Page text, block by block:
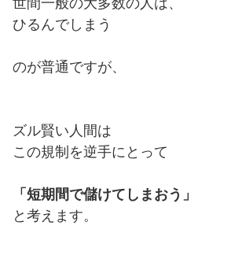
ひるんでしまう
のが普通ですが、
ズル賢い人間は
この規制を逆手にとって
「短期間で儲けてしまおう」
と考えます。